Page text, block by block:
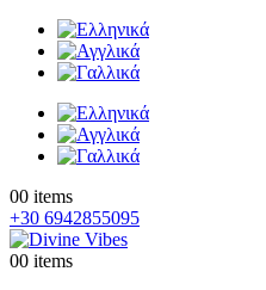
00 items
+30 6942855095
00 items